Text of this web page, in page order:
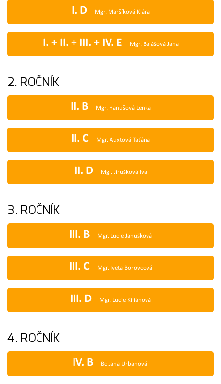
I. D Mgr. Maršíková Klára
I. + II. + III. + IV. E Mgr. Balášová Jana
2. ROČNÍK
II. B Mgr. Hanušová Lenka
II. C Mgr. Auxtová Taťána
II. D Mgr. Jirušková Iva
3. ROČNÍK
III. B Mgr. Lucie Janušková
III. C Mgr. Iveta Borovcová
III. D Mgr. Lucie Kiliánová
4. ROČNÍK
IV. B Bc.Jana Urbanová